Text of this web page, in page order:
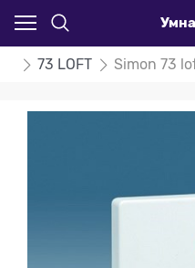
73 LOFT Simon 73